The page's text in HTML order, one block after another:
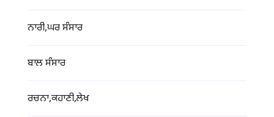
ਨਾਰੀ,ਘਰ ਸੰਸਾਰ
ਬਾਲ ਸੰਸਾਰ
ਰਚਨਾ,ਕਹਾਣੀ,ਲੇਖ